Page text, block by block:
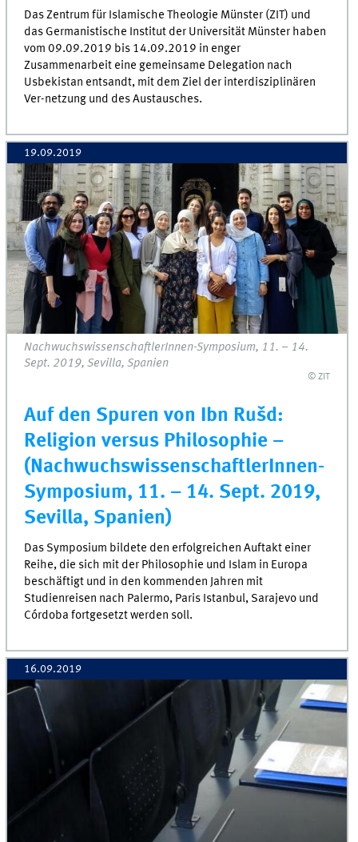
Das Zentrum für Islamische Theologie Münster (ZIT) und
das Germanistische Institut der Universität Münster haben
vom 09.09.2019 bis 14.09.2019 in enger
Zusammenarbeit eine gemeinsame Delegation nach
Usbekistan entsandt, mit dem Ziel der interdisziplinären
Ver-netzung und des Austausches.
19.09.2019
NachwuchswissenschaftlerInnen-Symposium, 11. – 14.
Sept. 2019, Sevilla, Spanien
© ZIT
Auf den Spuren von Ibn Rušd:
Religion versus Philosophie –
(NachwuchswissenschaftlerInnen-
Symposium, 11. – 14. Sept. 2019,
Sevilla, Spanien)
Das Symposium bildete den erfolgreichen Auftakt einer
Reihe, die sich mit der Philosophie und Islam in Europa
beschäftigt und in den kommenden Jahren mit
Studienreisen nach Palermo, Paris Istanbul, Sarajevo und
Córdoba fortgesetzt werden soll.
16.09.2019